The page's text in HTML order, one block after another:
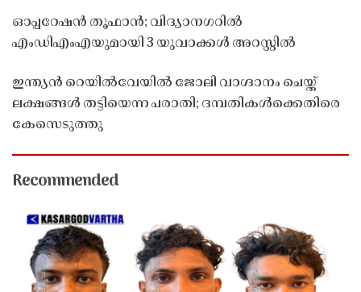
ഓപ്പറേഷൻ തൂഫാൻ; വിദ്യാനഗറിൽ
എംഡിഎംഎയുമായി 3 യുവാക്കൾ അറസ്റ്റിൽ
ഇന്ത്യൻ റെയിൽവേയിൽ ജോലി വാഗ്ദാനം ചെയ്ത്
ലക്ഷങ്ങൾ തട്ടിയെന്ന പരാതി; ദമ്പതികൾക്കെതിരെ
കേസെടുത്തു
Recommended